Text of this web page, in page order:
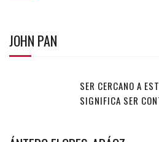
JOHN PAN
SER CERCANO A
SIGNIFICA SER